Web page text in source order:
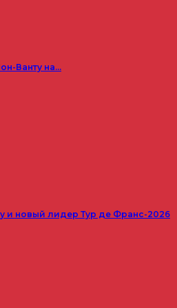
Ванту на…
и новый лидер Тур де Франс-2026